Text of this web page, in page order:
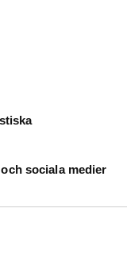
sociala medier